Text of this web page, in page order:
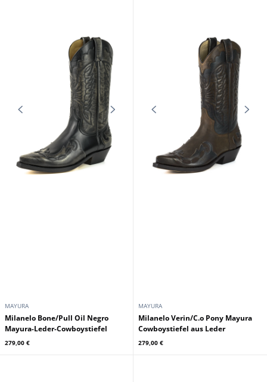
MAYURA
Milanelo Bone/Pull Oil Negro
Mayura-Leder-Cowboystiefel
279,00 €
MAYURA
Milanelo Verin/C.o Pony Mayura
Cowboystiefel aus Leder
279,00 €